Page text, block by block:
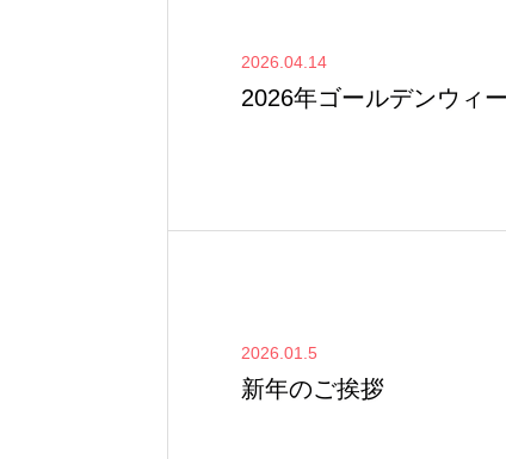
2026.04.14
2026年ゴールデンウィ
2026.01.5
新年のご挨拶